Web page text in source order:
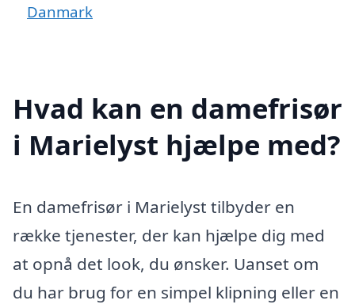
Danmark
Hvad kan en damefrisør
i Marielyst hjælpe med?
En damefrisør i Marielyst tilbyder en
række tjenester, der kan hjælpe dig med
at opnå det look, du ønsker. Uanset om
du har brug for en simpel klipning eller en